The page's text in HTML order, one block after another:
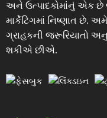
અને ઉત્પાદકોમાંનું એક છે
માર્કેટિંગમાં નિષ્ણાત છે.
ગ્રાહકની જરૂરિયાતો
શકીએ છીએ.